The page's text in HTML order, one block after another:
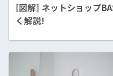
[図解] ネットショップ
く解説!